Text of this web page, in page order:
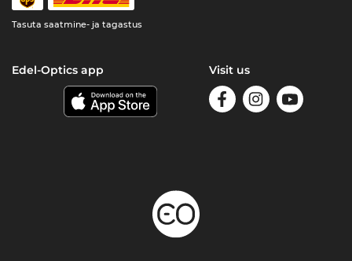
Tasuta saatmine- ja tagastus
Edel-Optics app Visit us